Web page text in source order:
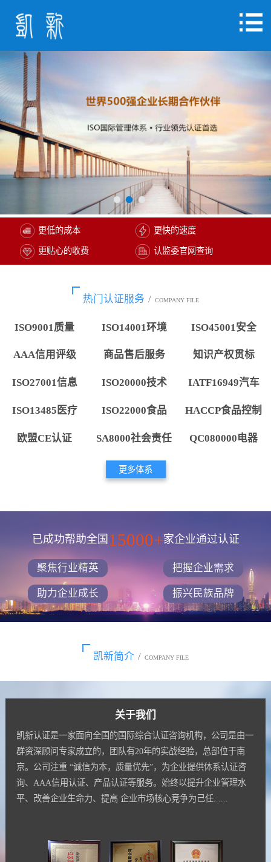
更低的成本 更快的速度
更贴心的收费 认监委官网查询
热门认证服务 / COMPANY FILE
ISO9001质量 ISO14001环境 ISO45001安全
AAA信用评级 商品售后服务 知识产权贯标
ISO27001信息 ISO20000技术 IATF16949汽车
ISO13485医疗 ISO22000食品 HACCP食品控制
欧盟CE认证 SA8000社会责任 QC080000电器
更多体系
已成功帮助全国 15000+家企业通过认证
聚焦行业精英 把握企业需求
助力企业成长 振兴民族品牌
凯新简介 / COMPANY FILE
关于我们
凯新认证是一家面向全国的国际综合认证咨询机构，公司是由一
群资深顾问专家成立的，团队有20年的实战经验，总部位于南
京。公司注重 “诚信为本，质量优先”，为企业提供体系认证咨
询、AAA信用认证、产品认证等服务。始终以提升企业管理水
平、改善企业生命力、提高 企业市场核心竞争为己任......